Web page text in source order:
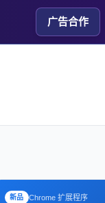
广告合作
新品 Chrome 扩展程序